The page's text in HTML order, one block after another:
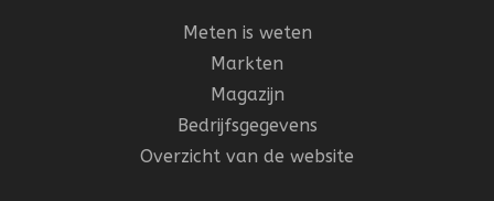
Meten is weten
Markten
Magazijn
Bedrijfsgegevens
Overzicht van de website